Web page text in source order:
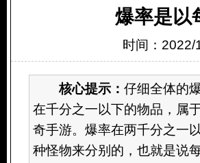
爆率是以
时间：
核心提示： 仔细全体的
在千分之一以下的物品，属
奇手游。爆率在两千分之一
种怪物来分别的，也就是说